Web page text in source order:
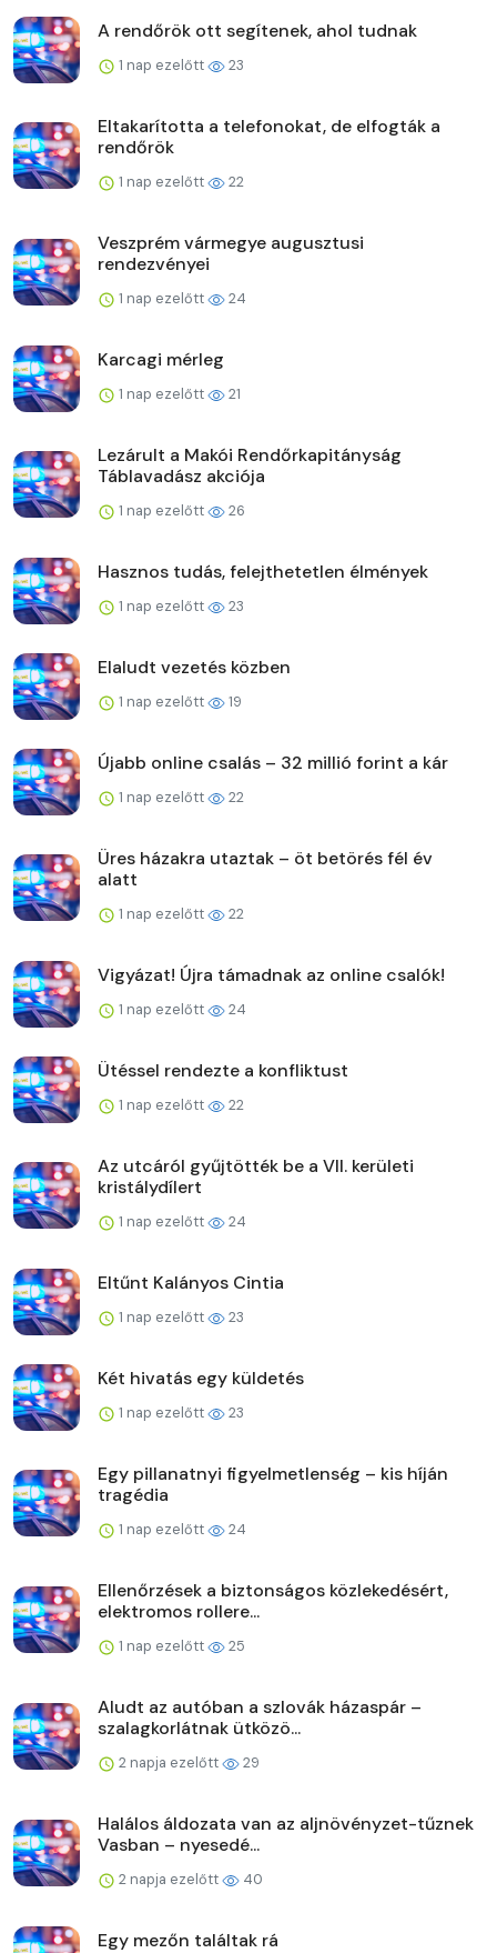
A rendőrök ott segítenek, ahol tudnak
1 nap ezelőtt 23
Eltakarította a telefonokat, de elfogták a
rendőrök
1 nap ezelőtt 22
Veszprém vármegye augusztusi
rendezvényei
1 nap ezelőtt 24
Karcagi mérleg
1 nap ezelőtt 21
Lezárult a Makói Rendőrkapitányság
Táblavadász akciója
1 nap ezelőtt 26
Hasznos tudás, felejthetetlen élmények
1 nap ezelőtt 23
Elaludt vezetés közben
1 nap ezelőtt 19
Újabb online csalás – 32 millió forint a kár
1 nap ezelőtt 22
Üres házakra utaztak – öt betörés fél év
alatt
1 nap ezelőtt 22
Vigyázat! Újra támadnak az online csalók!
1 nap ezelőtt 24
Ütéssel rendezte a konfliktust
1 nap ezelőtt 22
Az utcáról gyűjtötték be a VII. kerületi
kristálydílert
1 nap ezelőtt 24
Eltűnt Kalányos Cintia
1 nap ezelőtt 23
Két hivatás egy küldetés
1 nap ezelőtt 23
Egy pillanatnyi figyelmetlenség – kis híján
tragédia
1 nap ezelőtt 24
Ellenőrzések a biztonságos közlekedésért,
elektromos rollere...
1 nap ezelőtt 25
Aludt az autóban a szlovák házaspár –
szalagkorlátnak ütközö...
2 napja ezelőtt 29
Halálos áldozata van az aljnövényzet-tűznek
Vasban – nyesedé...
2 napja ezelőtt 40
Egy mezőn találtak rá